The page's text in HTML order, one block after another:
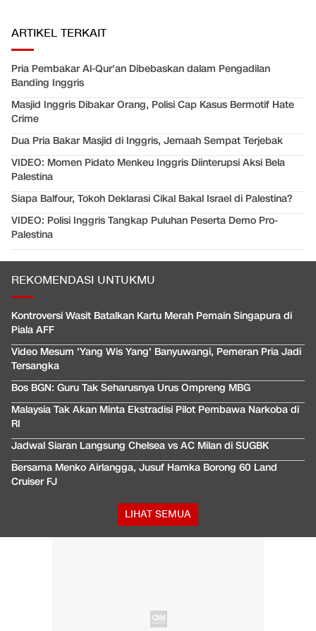
ARTIKEL TERKAIT
Pria Pembakar Al-Qur'an Dibebaskan dalam Pengadilan
Banding Inggris
Masjid Inggris Dibakar Orang, Polisi Cap Kasus Bermotif Hate
Crime
Dua Pria Bakar Masjid di Inggris, Jemaah Sempat Terjebak
VIDEO: Momen Pidato Menkeu Inggris Diinterupsi Aksi Bela
Palestina
Siapa Balfour, Tokoh Deklarasi Cikal Bakal Israel di Palestina?
VIDEO: Polisi Inggris Tangkap Puluhan Peserta Demo Pro-
Palestina
REKOMENDASI UNTUKMU
Kontroversi Wasit Batalkan Kartu Merah Pemain Singapura di
Piala AFF
Video Mesum 'Yang Wis Yang' Banyuwangi, Pemeran Pria Jadi
Tersangka
Bos BGN: Guru Tak Seharusnya Urus Ompreng MBG
Malaysia Tak Akan Minta Ekstradisi Pilot Pembawa Narkoba di
RI
Jadwal Siaran Langsung Chelsea vs AC Milan di SUGBK
Bersama Menko Airlangga, Jusuf Hamka Borong 60 Land
Cruiser FJ
LIHAT SEMUA